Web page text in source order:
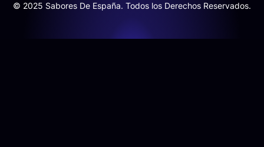
© 2025 Sabores De España. Todos los Derechos Reservados.